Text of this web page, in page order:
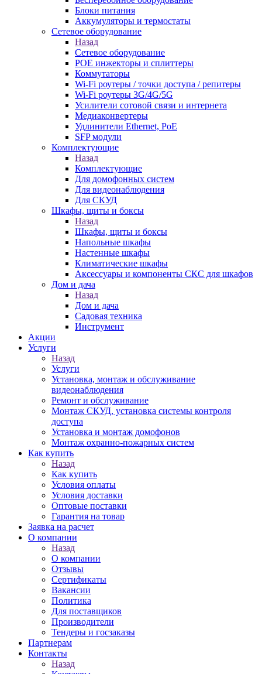
Блоки питания
Аккумуляторы и термостаты
Сетевое оборудование
Назад
Сетевое оборудование
POE инжекторы и сплиттеры
Коммутаторы
Wi-Fi роутеры / точки доступа / репитеры
Wi-Fi роутеры 3G/4G/5G
Усилители сотовой связи и интернета
Медиаконвертеры
Удлинители Ethernet, PoE
SFP модули
Комплектующие
Назад
Комплектующие
Для домофонных систем
Для видеонаблюдения
Для СКУД
Шкафы, щиты и боксы
Назад
Шкафы, щиты и боксы
Напольные шкафы
Настенные шкафы
Климатические шкафы
Аксессуары и компоненты СКС для шкафов
Дом и дача
Назад
Дом и дача
Садовая техника
Инструмент
Акции
Услуги
Назад
Услуги
Установка, монтаж и обслуживание
видеонаблюдения
Ремонт и обслуживание
Монтаж СКУД, установка системы контроля
доступа
Установка и монтаж домофонов
Монтаж охранно-пожарных систем
Как купить
Назад
Как купить
Условия оплаты
Условия доставки
Оптовые поставки
Гарантия на товар
Заявка на расчет
О компании
Назад
О компании
Отзывы
Сертификаты
Вакансии
Политика
Для поставщиков
Производители
Тендеры и госзаказы
Партнерам
Контакты
Назад